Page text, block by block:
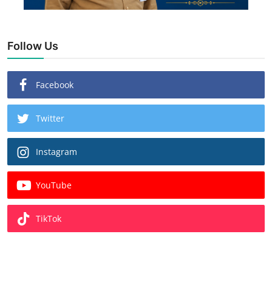
Follow Us
Facebook
Twitter
Instagram
YouTube
TikTok